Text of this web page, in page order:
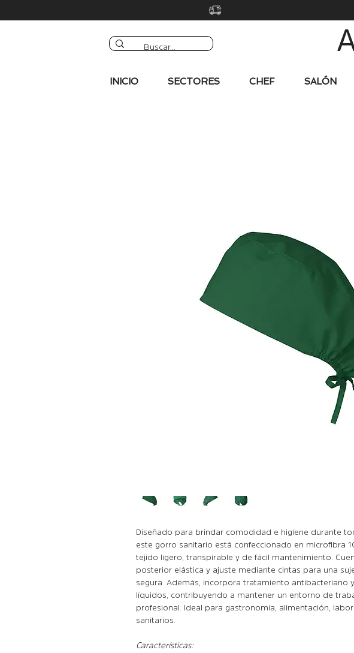
INICIO SECTORES CHEF SALÓN
Diseñado para brindar comodidad e higiene durante
este gorro sanitario está confeccionado en microfibra
tejido ligero, transpirable y de fácil mantenimiento.
posterior elástica y ajuste mediante cintas para una
segura. Además, incorpora tratamiento antibacteriano
líquidos, contribuyendo a mantener un entorno de
profesional. Ideal para gastronomía, alimentación,
sanitarios.
Características: